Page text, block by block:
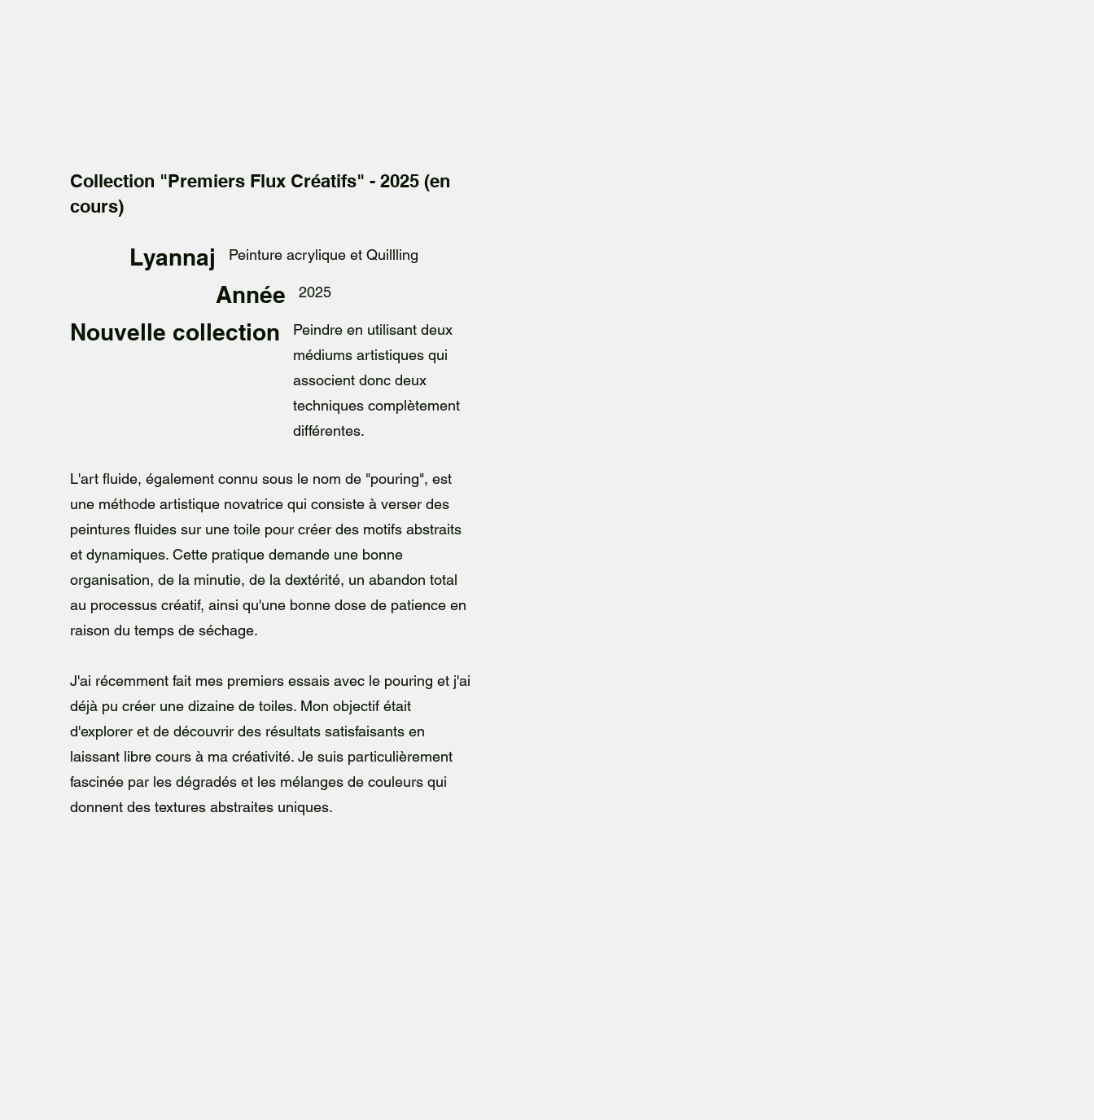
Collection "Premiers Flux Créatifs" - 2025 (en
cours)
Lyannaj Peinture acrylique et Quillling
Année 2025
Nouvelle collection
Peindre en utilisant deux
médiums artistiques qui
associent donc deux
techniques complètement
différentes.
L'art fluide, également connu sous le nom de "pouring", est
une méthode artistique novatrice qui consiste à verser des
peintures fluides sur une toile pour créer des motifs abstraits
et dynamiques. Cette pratique demande une bonne
organisation, de la minutie, de la dextérité, un abandon total
au processus créatif, ainsi qu'une bonne dose de patience en
raison du temps de séchage.
J'ai récemment fait mes premiers essais avec le pouring et j'ai
déjà pu créer une dizaine de toiles. Mon objectif était
d'explorer et de découvrir des résultats satisfaisants en
laissant libre cours à ma créativité. Je suis particulièrement
fascinée par les dégradés et les mélanges de couleurs qui
donnent des textures abstraites uniques.